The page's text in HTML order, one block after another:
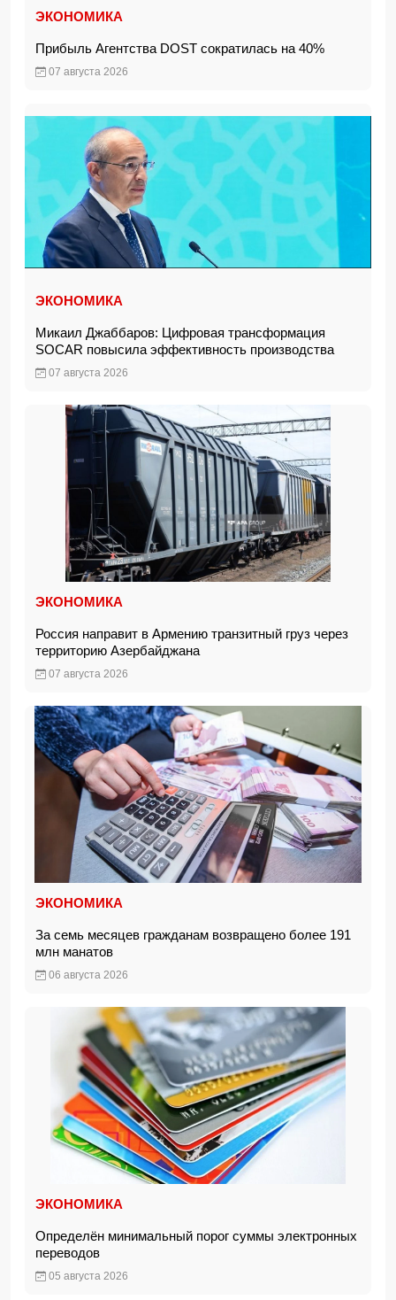
ЭКОНОМИКА
Прибыль Агентства DOST сократилась на 40%
07 августа 2026
ЭКОНОМИКА
Микаил Джаббаров: Цифровая трансформация
SOCAR повысила эффективность производства
07 августа 2026
ЭКОНОМИКА
Россия направит в Армению транзитный груз через
территорию Азербайджана
07 августа 2026
ЭКОНОМИКА
За семь месяцев гражданам возвращено более 191
млн манатов
06 августа 2026
ЭКОНОМИКА
Определён минимальный порог суммы электронных
переводов
05 августа 2026